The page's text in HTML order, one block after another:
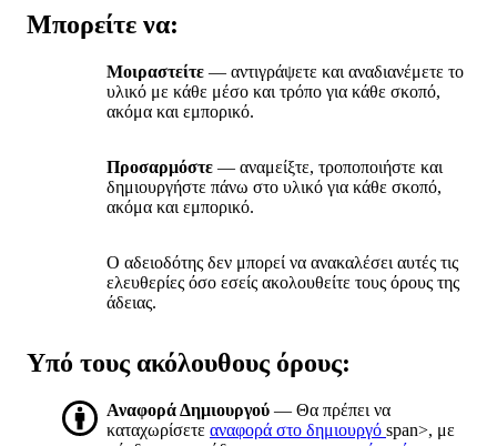
Μπορείτε να:
Μοιραστείτε — αντιγράψετε και αναδιανέμετε το
υλικό με κάθε μέσο και τρόπο για κάθε σκοπό,
ακόμα και εμπορικό.
Προσαρμόστε — αναμείξτε, τροποποιήστε και
δημιουργήστε πάνω στο υλικό για κάθε σκοπό,
ακόμα και εμπορικό.
Ο αδειοδότης δεν μπορεί να ανακαλέσει αυτές τις
ελευθερίες όσο εσείς ακολουθείτε τους όρους της
άδειας.
Υπό τους ακόλουθους όρους:
Αναφορά Δημιουργού — Θα πρέπει να
καταχωρίσετε αναφορά στο δημιουργό span>, με